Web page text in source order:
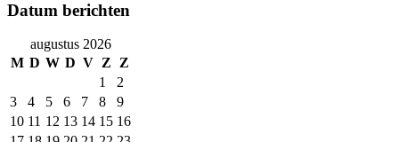
Datum berichten
augustus 2026
M D W D V Z
Z
1
2
3
4 5 6 7 8
9
10 11 12 13 14 15 16